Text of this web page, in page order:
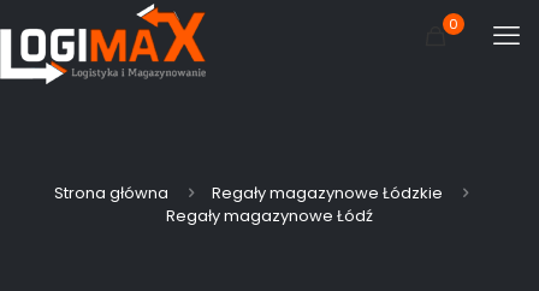
0
Strona główna
Regały magazynowe Łódzkie
Regały magazynowe Łódź